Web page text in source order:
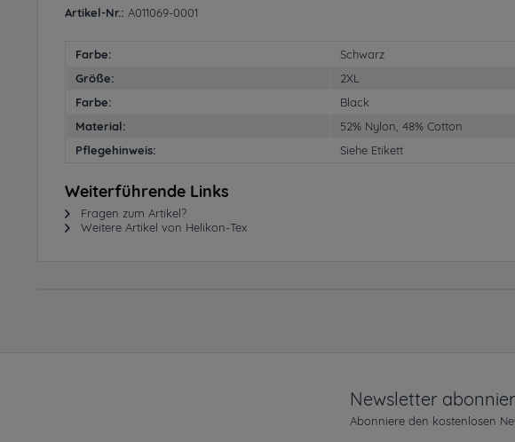
Artikel-Nr.: A011069-0001
Farbe:
Schwarz
Größe:
2XL
Farbe:
Black
Material:
52% Nylon, 48% Cotton
Pflegehinweis:
Siehe Etikett
Weiterführende Links
Fragen zum Artikel?
Weitere Artikel von Helikon-Tex
Newsletter
Abonniere den kostenlosen